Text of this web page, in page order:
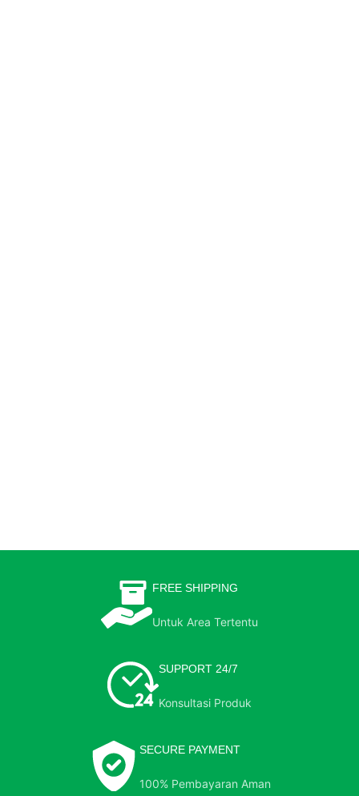
FREE SHIPPING
Untuk Area Tertentu
SUPPORT 24/7
Konsultasi Produk
SECURE PAYMENT
100% Pembayaran Aman